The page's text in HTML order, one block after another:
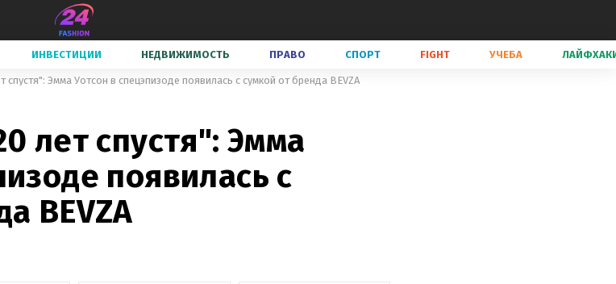
ИНВЕСТИЦИИ НЕДВИЖИМОСТЬ ПРАВО СПОРТ FIGHT УЧЕБА
спустя": Эмма Уотсон в спецэпизоде появилась с сумкой от бренда BEVZA
лет спустя": Эмма
появилась с
BEVZA